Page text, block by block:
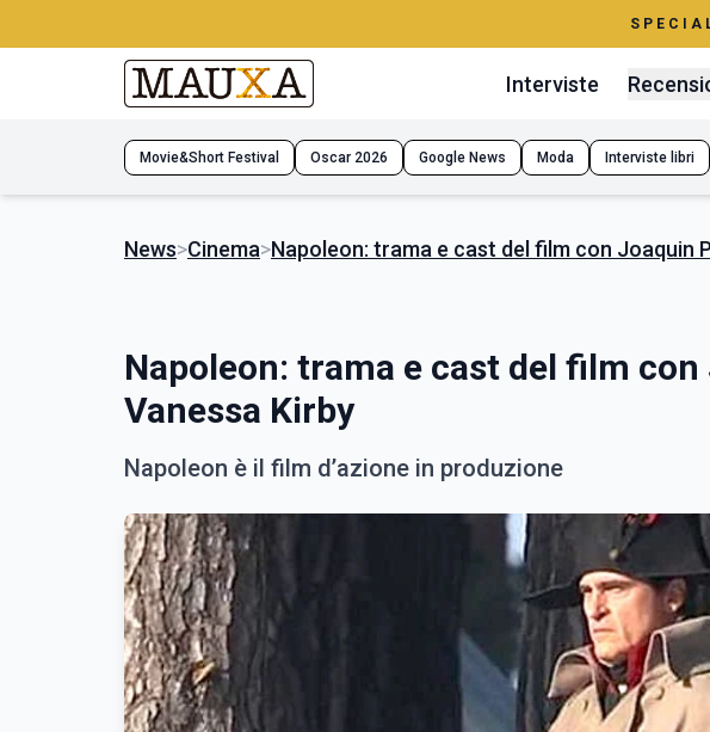
Interviste
Movie&Short Festival Oscar 2026 Google News Moda Interviste libri
News>Cinema>Napoleon: trama e cast del film con Joaquin
Napoleon: trama e cast del film
Vanessa Kirby
Napoleon è il film d’azione in produzione